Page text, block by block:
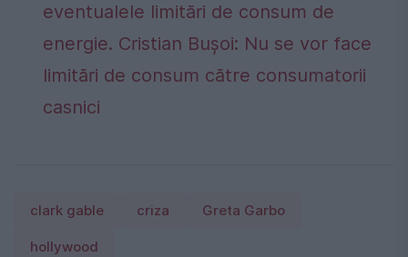
eventualele limitări de consum de
energie. Cristian Bușoi: Nu se vor face
limitări de consum către consumatorii
casnici
clark gable criza Greta Garbo
hollywood